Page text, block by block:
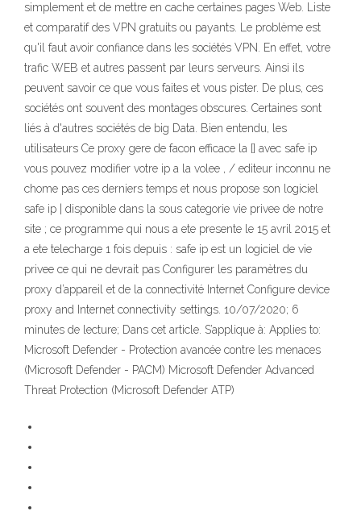
simplement et de mettre en cache certaines pages Web. Liste
et comparatif des VPN gratuits ou payants. Le problème est
qu'il faut avoir confiance dans les sociétés VPN. En effet, votre
trafic WEB et autres passent par leurs serveurs. Ainsi ils
peuvent savoir ce que vous faites et vous pister. De plus, ces
sociétés ont souvent des montages obscures. Certaines sont
liés à d'autres sociétés de big Data. Bien entendu, les
utilisateurs Ce proxy gere de facon efficace la [] avec safe ip
vous pouvez modifier votre ip a la volee , / editeur inconnu ne
chome pas ces derniers temps et nous propose son logiciel
safe ip | disponible dans la sous categorie vie privee de notre
site ; ce programme qui nous a ete presente le 15 avril 2015 et
a ete telecharge 1 fois depuis : safe ip est un logiciel de vie
privee ce qui ne devrait pas Configurer les paramètres du
proxy d’appareil et de la connectivité Internet Configure device
proxy and Internet connectivity settings. 10/07/2020; 6
minutes de lecture; Dans cet article. S’applique à: Applies to:
Microsoft Defender - Protection avancée contre les menaces
(Microsoft Defender - PACM) Microsoft Defender Advanced
Threat Protection (Microsoft Defender ATP)